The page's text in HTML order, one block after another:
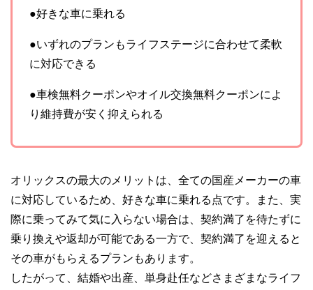
●好きな車に乗れる
●いずれのプランもライフステージに合わせて柔軟
に対応できる
●車検無料クーポンやオイル交換無料クーポンによ
り維持費が安く抑えられる
オリックスの最大のメリットは、全ての国産メーカーの車
に対応しているため、好きな車に乗れる点です。また、実
際に乗ってみて気に入らない場合は、契約満了を待たずに
乗り換えや返却が可能である一方で、契約満了を迎えると
その車がもらえるプランもあります。
したがって、結婚や出産、単身赴任などさまざまなライフ